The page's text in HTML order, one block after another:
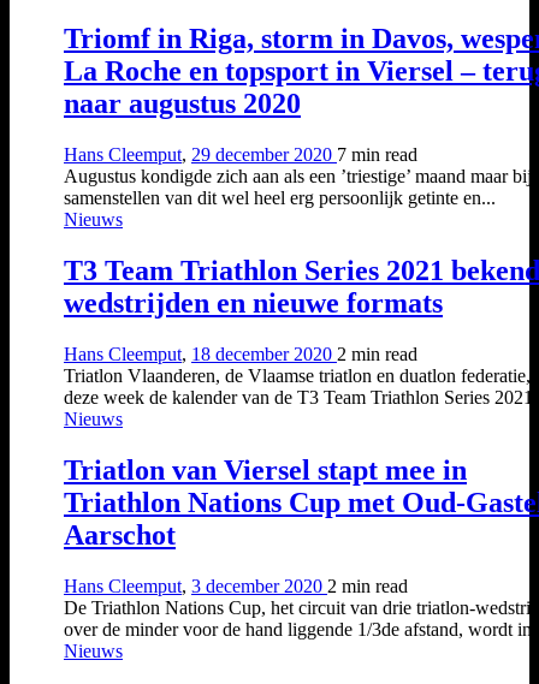
Triomf in Riga, storm in Davos,
La Roche en topsport in Viersel –
naar augustus 2020
Hans Cleemput, 29 december 2020 7 min read
Augustus kondigde zich aan als een ’triestige’ maand maar bij
samenstellen van dit wel heel erg persoonlijk getinte en...
Nieuws
T3 Team Triathlon Series 2021
wedstrijden en nieuwe formats
Hans Cleemput, 18 december 2020 2 min read
Triatlon Vlaanderen, de Vlaamse triatlon en duatlon federatie,
deze week de kalender van de T3 Team Triathlon Series
Nieuws
Triatlon van Viersel stapt mee in
Triathlon Nations Cup met Oud-
Aarschot
Hans Cleemput, 3 december 2020 2 min read
De Triathlon Nations Cup, het circuit van drie triatlon-
over de minder voor de hand liggende 1/3de afstand, wordt
Nieuws